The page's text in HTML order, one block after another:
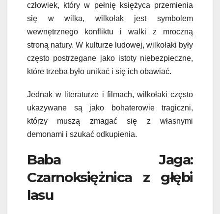
człowiek, który w pełnię księżyca przemienia
się w wilka, wilkołak jest symbolem
wewnętrznego konfliktu i walki z mroczną
stroną natury. W kulturze ludowej, wilkołaki były
często postrzegane jako istoty niebezpieczne,
które trzeba było unikać i się ich obawiać.
Jednak w literaturze i filmach, wilkołaki często
ukazywane są jako bohaterowie tragiczni,
którzy muszą zmagać się z własnymi
demonami i szukać odkupienia.
Baba Jaga:
Czarnoksiężnica z głębi
lasu